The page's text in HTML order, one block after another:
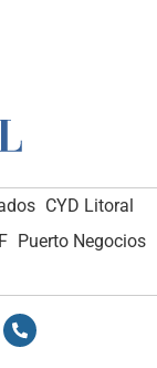
CYD Litoral
Puerto Negocios